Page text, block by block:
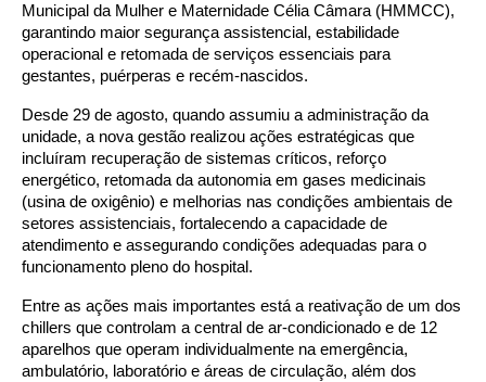
Municipal da Mulher e Maternidade Célia Câmara (HMMCC),
garantindo maior segurança assistencial, estabilidade
operacional e retomada de serviços essenciais para
gestantes, puérperas e recém-nascidos.
Desde 29 de agosto, quando assumiu a administração da
unidade, a nova gestão realizou ações estratégicas que
incluíram recuperação de sistemas críticos, reforço
energético, retomada da autonomia em gases medicinais
(usina de oxigênio) e melhorias nas condições ambientais de
setores assistenciais, fortalecendo a capacidade de
atendimento e assegurando condições adequadas para o
funcionamento pleno do hospital.
Entre as ações mais importantes está a reativação de um dos
chillers que controlam a central de ar-condicionado e de 12
aparelhos que operam individualmente na emergência,
ambulatório, laboratório e áreas de circulação, além dos